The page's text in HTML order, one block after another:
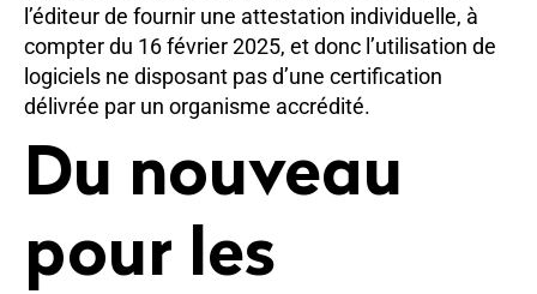
l’éditeur de fournir une attestation individuelle, à
compter du 16 février 2025, et donc l’utilisation de
logiciels ne disposant pas d’une certification
délivrée par un organisme accrédité.
Du nouveau
pour les